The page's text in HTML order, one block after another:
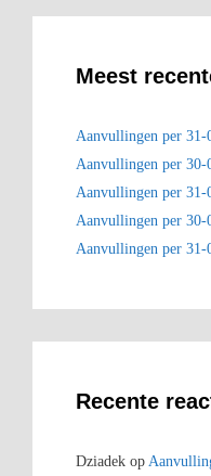
Meest
Aanvullingen per 31-
Aanvullingen per 30-
Aanvullingen per 31-
Aanvullingen per 30-
Aanvullingen per 31-
Recente
Dziadek op